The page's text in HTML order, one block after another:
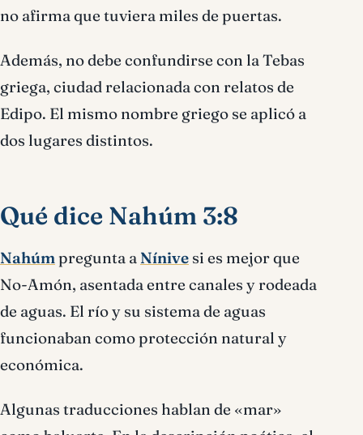
no afirma que tuviera miles de puertas.
Además, no debe confundirse con la Tebas
griega, ciudad relacionada con relatos de
Edipo. El mismo nombre griego se aplicó a
dos lugares distintos.
Qué dice Nahúm 3:8
Nahúmpregunta a Nínive si es mejor que
No-Amón, asentada entre canales y rodeada
de aguas. El río y su sistema de aguas
funcionaban como protección natural y
económica.
Algunas traducciones hablan de «mar»